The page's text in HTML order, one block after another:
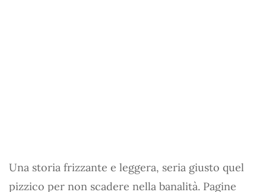
Una storia frizzante e leggera, seria giusto quel
pizzico per non scadere nella banalità. Pagine